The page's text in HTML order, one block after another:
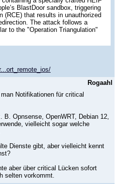
BlastDoor sandbox, triggering
(RCE) that results in unauthorized
The attack follows a
to the "Operation Triangulation"
Rogaahl
Notifikationen für critical
Opnsense, OpenWRT, Debian 12,
vielleicht sogar welche
Dienste gibt, aber vielleicht kennt
aber über critical Lücken sofort
selten vorkommt.